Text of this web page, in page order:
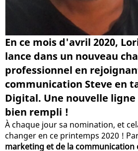
En ce mois d'avril 2020,
lance dans un nouveau
professionnel en
communication Steve en
Digital. Une nouvelle ligne
bien rempli !
À chaque jour sa nomination, et
changer en ce printemps 2020 !
marketing et de la communication